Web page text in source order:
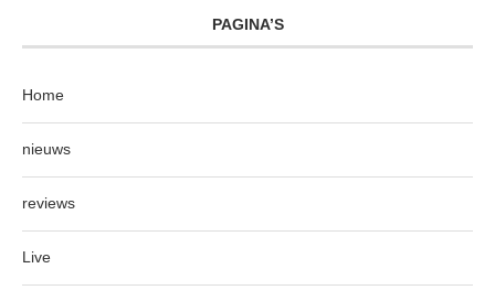
PAGINA’S
Home
nieuws
reviews
Live